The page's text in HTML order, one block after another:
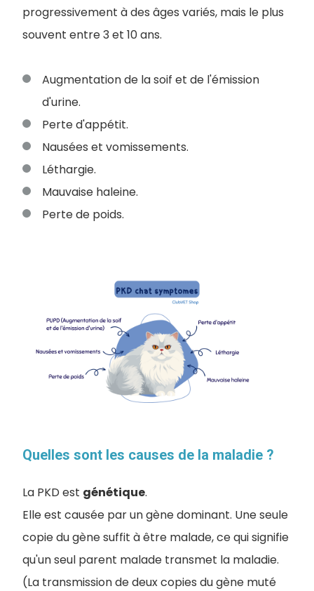
progressivement à des âges variés, mais le plus
souvent entre 3 et 10 ans.
Augmentation de la soif et de l'émission
d'urine.
Perte d'appétit.
Nausées et vomissements.
Léthargie.
Mauvaise haleine.
Perte de poids.
Quelles sont les causes de la maladie ?
La PKD est génétique.
Elle est causée par un gène dominant. Une seule
copie du gène suffit à être malade, ce qui signifie
qu'un seul parent malade transmet la maladie.
(La transmission de deux copies du gène muté